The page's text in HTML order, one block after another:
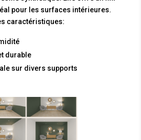
pour les surfaces intérieures.
caractéristiques:
durable
sur divers supports